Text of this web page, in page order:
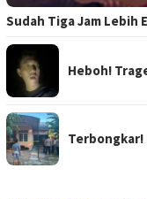
Sudah Tiga Jam Lebih
Heboh!
Terbongkar!